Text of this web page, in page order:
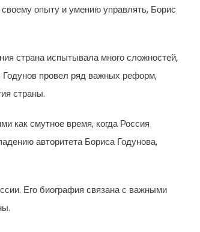
опыту и умению управлять, Борис
страна испытывала много сложностей,
Годунов провел ряд важных реформ,
страны.
как смутное время, когда Россия
авторитета Бориса Годунова,
Его биография связана с важными